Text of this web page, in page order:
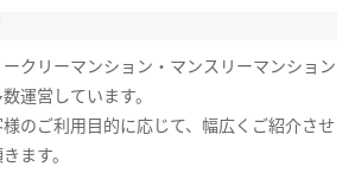
ークリーマンション・マンスリーマンション
運営しています。
様のご利用目的に応じて、幅広くご紹介させ
ます。